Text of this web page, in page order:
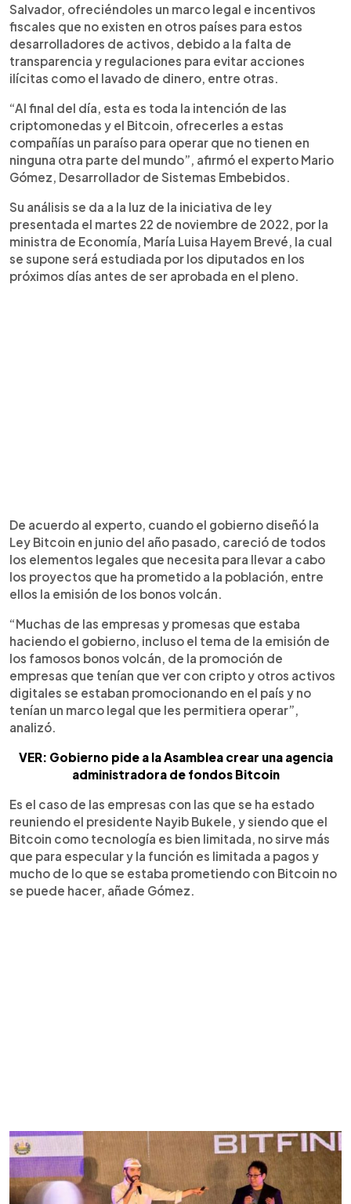
Salvador, ofreciéndoles un marco legal e incentivos
fiscales que no existen en otros países para estos
desarrolladores de activos, debido a la falta de
transparencia y regulaciones para evitar acciones
ilícitas como el lavado de dinero, entre otras.
“Al final del día, esta es toda la intención de las
criptomonedas y el Bitcoin, ofrecerles a estas
compañías un paraíso para operar que no tienen en
ninguna otra parte del mundo”, afirmó el experto Mario
Gómez, Desarrollador de Sistemas Embebidos.
Su análisis se da a la luz de la iniciativa de ley
presentada el martes 22 de noviembre de 2022, por la
ministra de Economía, María Luisa Hayem Brevé, la cual
se supone será estudiada por los diputados en los
próximos días antes de ser aprobada en el pleno.
De acuerdo al experto, cuando el gobierno diseñó la
Ley Bitcoin en junio del año pasado, careció de todos
los elementos legales que necesita para llevar a cabo
los proyectos que ha prometido a la población, entre
ellos la emisión de los bonos volcán.
“Muchas de las empresas y promesas que estaba
haciendo el gobierno, incluso el tema de la emisión de
los famosos bonos volcán, de la promoción de
empresas que tenían que ver con cripto y otros activos
digitales se estaban promocionando en el país y no
tenían un marco legal que les permitiera operar”,
analizó.
VER: Gobierno pide a la Asamblea crear una agencia
administradora de fondos Bitcoin
Es el caso de las empresas con las que se ha estado
reuniendo el presidente Nayib Bukele, y siendo que el
Bitcoin como tecnología es bien limitada, no sirve más
que para especular y la función es limitada a pagos y
mucho de lo que se estaba prometiendo con Bitcoin no
se puede hacer, añade Gómez.